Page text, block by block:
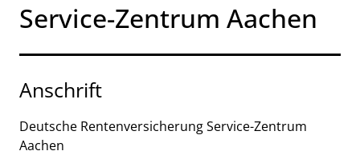
Service-Zentrum Aachen
Anschrift
Deutsche Rentenversicherung Service-Zentrum
Aachen